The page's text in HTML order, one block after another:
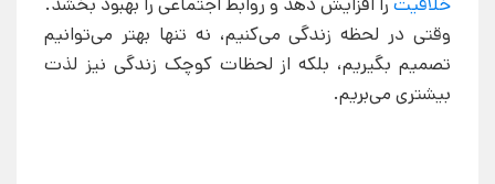
وقتی در لحظه زندگی می‌کنیم، نه تنها بهتر می‌توانیم
تصمیم بگیریم، بلکه از لحظات کوچک زندگی نیز لذت
بیشتری می‌بریم.